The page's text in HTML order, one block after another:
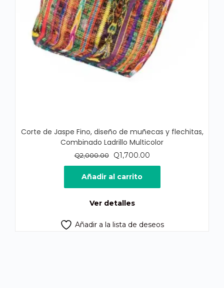
Corte de Jaspe Fino, diseño de muñecas y flechitas,
Combinado Ladrillo Multicolor
Q2,000.00
El
precio
original
era:
Q1,700.00El
precio
es:
Añadir al carrito
Ver detalles
Añadir a la lista de deseos